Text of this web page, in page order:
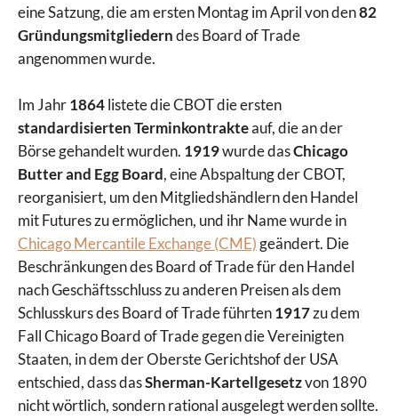
eine Satzung, die am ersten Montag im April von den82
Gründungsmitgliederndes Board of Trade
angenommen wurde.
Im Jahr1864listete die CBOT die ersten
standardisierten Terminkontrakteauf, die an der
Börse gehandelt wurden. 1919wurde dasChicago
Butter and Egg Board, eine Abspaltung der CBOT,
reorganisiert, um den Mitgliedshändlern den Handel
mit Futures zu ermöglichen, und ihr Name wurde in
Chicago Mercantile Exchange (CME) geändert. Die
Beschränkungen des Board of Trade für den Handel
nach Geschäftsschluss zu anderen Preisen als dem
Schlusskurs des Board of Trade führten1917zu dem
Fall Chicago Board of Trade gegen die Vereinigten
Staaten, in dem der Oberste Gerichtshof der USA
entschied, dass dasSherman-Kartellgesetzvon 1890
nicht wörtlich, sondern rational ausgelegt werden sollte.